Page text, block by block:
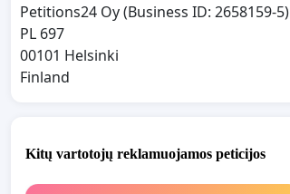
Petitions24 Oy (Business ID: 2658159-5)
PL 697
00101 Helsinki
Finland
Kitų vartotojų reklamuojamos peticijos